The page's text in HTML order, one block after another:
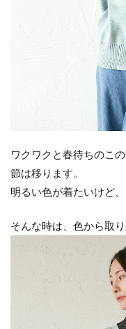
ワクワクと春待ちのこ
節は移ります。
明るい色が着たいけど
そんな時は、色から取り